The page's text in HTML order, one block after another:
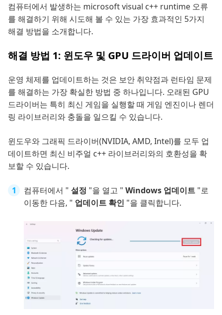
컴퓨터에서 발생하는 microsoft visual c++ runtime 오류
를 해결하기 위해 시도해 볼 수 있는 가장 효과적인 5가지
해결 방법을 소개합니다.
해결 방법 1: 윈도우 및 GPU 드라이버 업데이트
운영 체제를 업데이트하는 것은 보안 취약점과 런타임 문제
를 해결하는 가장 확실한 방법 중 하나입니다. 오래된 GPU
드라이버는 특히 최신 게임을 실행할 때 게임 엔진이나 렌더
링 라이브러리와 충돌을 일으킬 수 있습니다.
윈도우와 그래픽 드라이버(NVIDIA, AMD, Intel)를 모두 업
데이트하면 최신 비주얼 c++ 라이브러리와의 호환성을 확
보할 수 있습니다.
컴퓨터에서 " 설정 "을 열고 " Windows 업데이트 "로
이동한 다음, " 업데이트 확인 "을 클릭합니다.